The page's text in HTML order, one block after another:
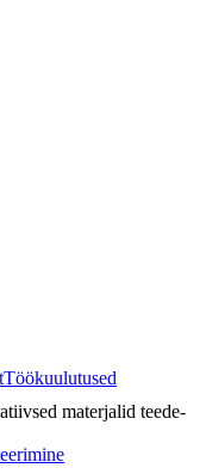
Töökuulutused
materjalid teede-